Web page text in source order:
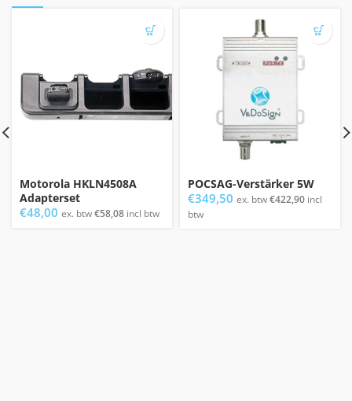
Motorola HKLN4508A
Adapterset
€48,00 ex. btw€58,08 incl btw
POCSAG-Verstärker 5W
€349,50 ex. btw€422,90 incl
btw